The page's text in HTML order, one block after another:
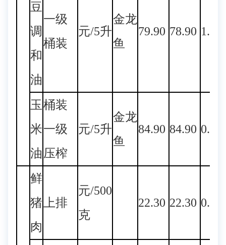
豆
调
和
油
一级
桶装
元/5升
金龙
鱼
79.90 78.90 1.27
玉
米
油
桶装
一级
压榨
元/5升
金龙
鱼
84.90 84.90 0.00
鲜
猪
肉
上排
元/500
克
22.30 22.30 0.00